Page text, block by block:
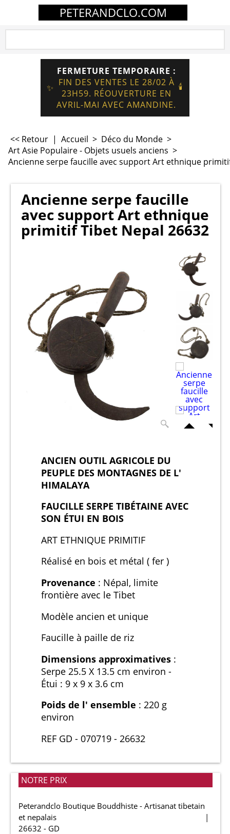
PETERANDCLO.COM
✨
FERMETURE TEMPORAIRE :
FIN DES VENTES LE 28/02 À
23H59. RÉOUVERTURE EN
AVRIL-MAI AVEC AMANDINE.
🕯️
<< Retour | Accueil > Déco du Monde >
Art Asie Populaire - Objets usuels anciens >
Ancienne serpe faucille avec support Art ethnique
Ancienne serpe faucille
avec support Art ethnique
primitif Tibet Nepal 26632
ANCIEN OUTIL AGRICOLE DU
PEUPLE DES MONTAGNES DE L'
HIMALAYA
FAUCILLE SERPE TIBÉTAINE AVEC
SON ÉTUI EN BOIS
ART ETHNIQUE PRIMITIF
Réalisé en bois et métal ( fer )
Provenance : Népal, limite
frontière avec le Tibet
Modèle ancien et unique
Faucille à paille de riz
Dimensions approximatives :
Serpe 25.5 X 13.5 cm environ -
Étui : 9 x 9 x 3.6 cm
Poids de l' ensemble : 220 g
environ
REF GD - 070719 - 26632
NOTRE PRIX
Peterandclo Boutique Bouddhiste - Artisanat tibetain
et nepalais
26632 - GD